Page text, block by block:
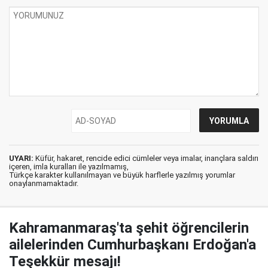
UYARI: Küfür, hakaret, rencide edici cümleler veya imalar, inançlara saldırı
içeren, imla kuralları ile yazılmamış,
Türkçe karakter kullanılmayan ve büyük harflerle yazılmış yorumlar
onaylanmamaktadır.
Kahramanmaraş'ta şehit öğrencilerin
ailelerinden Cumhurbaşkanı Erdoğan'a
Teşekkür mesajı!